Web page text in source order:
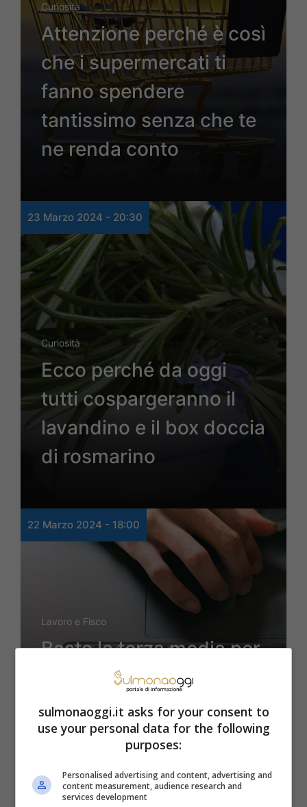
Curiosità
Attenzione perché è così
che i supermercati ti
fanno spendere
tantissimo senza che te
ne renda conto
23 Marzo 2024 - 20:30
Curiosità
Ecco perché da oggi
tutti cospargeranno il
lavandino e il box doccia
di rosmarino
22 Marzo 2024 - 18:00
Lavoro e Fisco
Basta la terza media per
partecipare a questo
concorso
importantissimo che
sulmonaoggi.it asks for your consent to
use your personal data for the following
purposes:
Personalised advertising and content, advertising and
content measurement, audience research and
services development